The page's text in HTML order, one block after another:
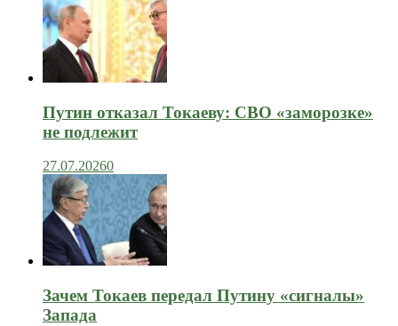
Путин отказал Токаеву: СВО «заморозке»
не подлежит
27.07.20260
Зачем Токаев передал Путину «сигналы»
Запада